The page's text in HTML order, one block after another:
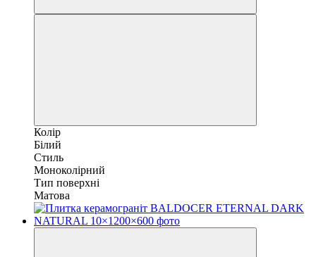
Колір
Білий
Стиль
Моноколірний
Тип поверхні
Матова